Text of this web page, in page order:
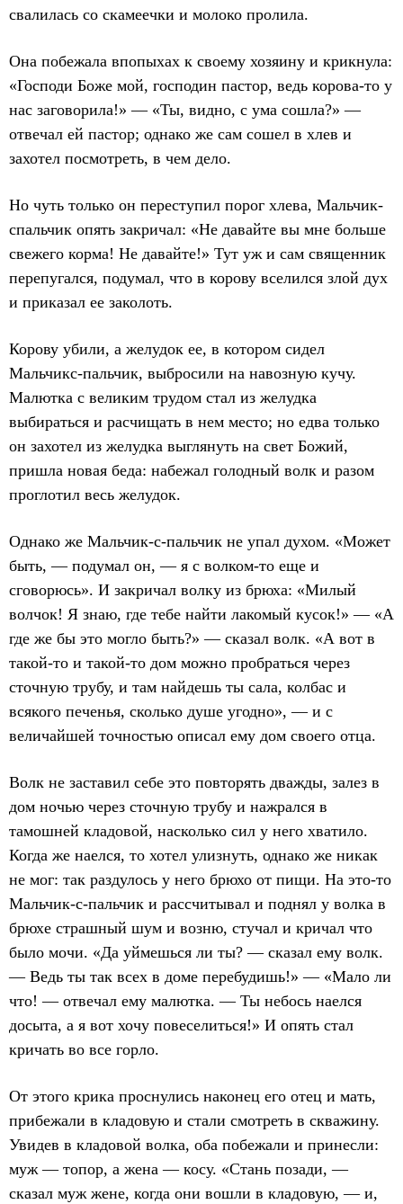
свалилась со скамеечки и молоко пролила.
Она побежала впопыхах к своему хозяину и крикнула:
«Господи Боже мой, господин пастор, ведь корова-то у
нас заговорила!» — «Ты, видно, с ума сошла?» —
отвечал ей пастор; однако же сам сошел в хлев и
захотел посмотреть, в чем дело.
Но чуть только он переступил порог хлева, Мальчик-
спальчик опять закричал: «Не давайте вы мне больше
свежего корма! Не давайте!» Тут уж и сам священник
перепугался, подумал, что в корову вселился злой дух
и приказал ее заколоть.
Корову убили, а желудок ее, в котором сидел
Мальчикс-пальчик, выбросили на навозную кучу.
Малютка с великим трудом стал из желудка
выбираться и расчищать в нем место; но едва только
он захотел из желудка выглянуть на свет Божий,
пришла новая беда: набежал голодный волк и разом
проглотил весь желудок.
Однако же Мальчик-с-пальчик не упал духом. «Может
быть, — подумал он, — я с волком-то еще и
сговорюсь». И закричал волку из брюха: «Милый
волчок! Я знаю, где тебе найти лакомый кусок!» — «А
где же бы это могло быть?» — сказал волк. «А вот в
такой-то и такой-то дом можно пробраться через
сточную трубу, и там найдешь ты сала, колбас и
всякого печенья, сколько душе угодно», — и с
величайшей точностью описал ему дом своего отца.
Волк не заставил себе это повторять дважды, залез в
дом ночью через сточную трубу и нажрался в
тамошней кладовой, насколько сил у него хватило.
Когда же наелся, то хотел улизнуть, однако же никак
не мог: так раздулось у него брюхо от пищи. На это-то
Мальчик-с-пальчик и рассчитывал и поднял у волка в
брюхе страшный шум и возню, стучал и кричал что
было мочи. «Да уймешься ли ты? — сказал ему волк.
— Ведь ты так всех в доме перебудишь!» — «Мало ли
что! — отвечал ему малютка. — Ты небось наелся
досыта, а я вот хочу повеселиться!» И опять стал
кричать во все горло.
От этого крика проснулись наконец его отец и мать,
прибежали в кладовую и стали смотреть в скважину.
Увидев в кладовой волка, оба побежали и принесли:
муж — топор, а жена — косу. «Стань позади, —
сказал муж жене, когда они вошли в кладовую, — и,